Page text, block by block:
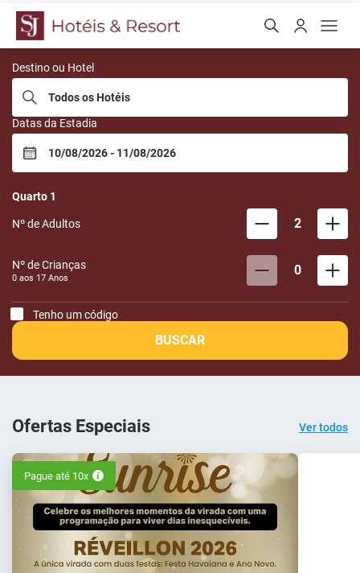
San Juan Hotéis
Destino ou Hotel
Datas da Estadia
Quarto 1
Nº de Adultos 2
Nº de Crianças
0 aos 17 Anos 0
Tenho um código
BUSCAR
Ofertas Especiais Ver todos
Pague até 10x